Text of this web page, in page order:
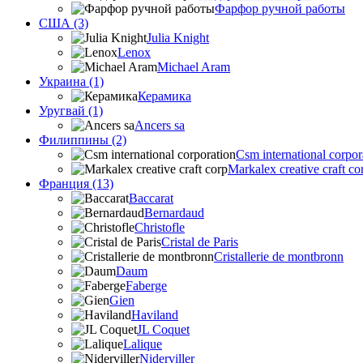
Фарфор ручной работы
США (3)
Julia Knight
Lenox
Michael Aram
Украина (1)
Керамика
Уругвай (1)
Ancers sa
Филиппины (2)
Csm international
Markalex creative craft
Франция (13)
Baccarat
Bernardaud
Christofle
Cristal de Paris
Cristallerie de montbronn
Daum
Faberge
Gien
Haviland
JL Coquet
Lalique
Niderviller